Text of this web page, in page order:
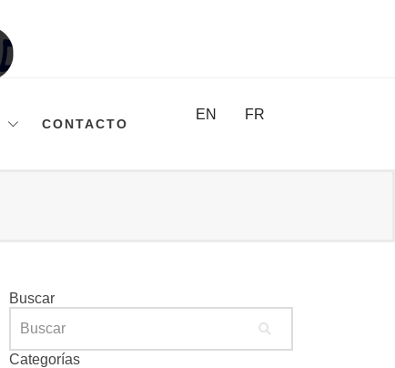
CONTACTO
EN FR
Buscar
Categorías